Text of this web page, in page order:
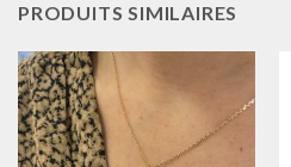
PRODUITS SIMILAIRES